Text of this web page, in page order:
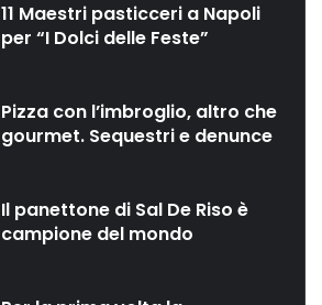
11 Maestri pasticceri a Napoli
per “I Dolci delle Feste”
Pizza con l’imbroglio, altro che
gourmet. Sequestri e denunce
Il panettone di Sal De Riso è
campione del mondo